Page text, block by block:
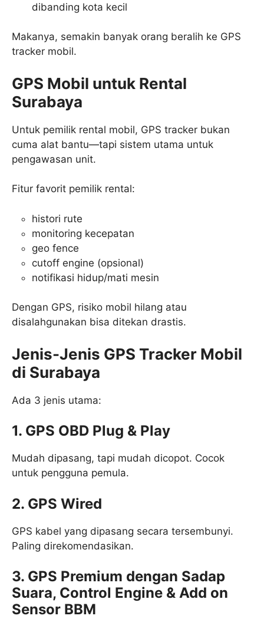
dibanding kota kecil
Makanya, semakin banyak orang beralih ke GPS
tracker mobil.
GPS Mobil untuk Rental
Surabaya
Untuk pemilik rental mobil, GPS tracker bukan
cuma alat bantu—tapi sistem utama untuk
pengawasan unit.
Fitur favorit pemilik rental:
histori rute
monitoring kecepatan
geo fence
cutoff engine (opsional)
notifikasi hidup/mati mesin
Dengan GPS, risiko mobil hilang atau
disalahgunakan bisa ditekan drastis.
Jenis-Jenis GPS Tracker Mobil
di Surabaya
Ada 3 jenis utama:
1. GPS OBD Plug & Play
Mudah dipasang, tapi mudah dicopot. Cocok
untuk pengguna pemula.
2. GPS Wired
GPS kabel yang dipasang secara tersembunyi.
Paling direkomendasikan.
3. GPS Premium dengan Sadap
Suara, Control Engine & Add on
Sensor BBM